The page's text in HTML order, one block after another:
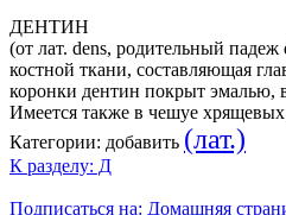
ДЕНТИН
(от лат. dens, родительный
костной ткани, составляющая
коронки дентин покрыт эмалью,
Имеется также в чешуе
Категории: добавить (лат.)
К разделу: Д
Подписаться на: Домашняя